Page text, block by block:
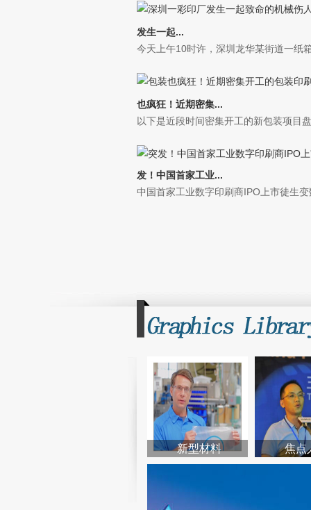
发生一起...
今天上午10时许，深圳龙华某街道一纸
也疯狂！近期密集...
以下是近段时间密集开工的新包装项目
发！​中国首家工业...
中国首家工业数字印刷商IPO上市徒生
新型材料 焦点